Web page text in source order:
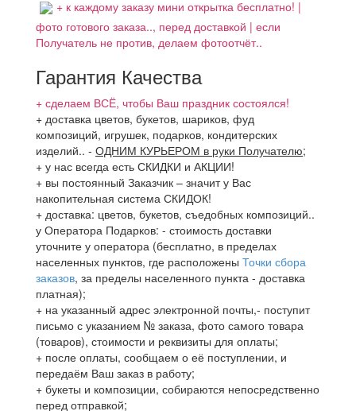
+ к каждому заказу мини открытка бесплатно! |
фото готового заказа.., перед доставкой | если
Получатель не против, делаем фотоотчёт..
Гарантия Качества
+ сделаем ВСЁ, чтобы Ваш праздник состоялся!
+ доставка цветов, букетов, шариков, фуд
композиций, игрушек, подарков, кондитерских
изделий.. - ОДНИМ КУРЬЕРОМ в руки Получателю;
+ у нас всегда есть СКИДКИ и АКЦИИ!
+ вы постоянный Заказчик – значит у Вас
накопительная система СКИДОК!
+ доставка: цветов, букетов, съедобных композиций..
у Оператора Подарков: - стоимость доставки
уточните у оператора (бесплатно, в пределах
населенных пунктов, где расположены Точки сбора
заказов, за пределы населенного пункта - доставка
платная);
+ на указанный адрес электронной почты,- поступит
письмо с указанием № заказа, фото самого товара
(товаров), стоимости и реквизиты для оплаты;
+ после оплаты, сообщаем о её поступлении, и
передаём Ваш заказ в работу;
+ букеты и композиции, собираются непосредственно
перед отправкой;